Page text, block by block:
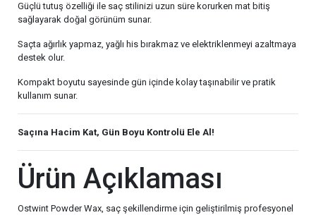
Güçlü tutuş özelliği ile saç stilinizi uzun süre korurken mat bitiş
sağlayarak doğal görünüm sunar.
Saçta ağırlık yapmaz, yağlı his bırakmaz ve elektriklenmeyi azaltmaya
destek olur.
Kompakt boyutu sayesinde gün içinde kolay taşınabilir ve pratik
kullanım sunar.
Saçına Hacim Kat, Gün Boyu Kontrolü Ele Al!
Ürün Açıklaması
Ostwint Powder Wax, saç şekillendirme için geliştirilmiş profesyonel